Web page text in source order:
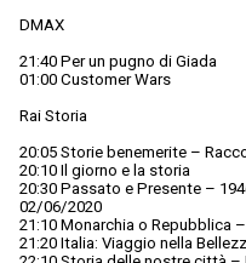
DMAX
21:40 Per un pugno di Giada
01:00 Customer Wars
Rai Storia
20:05 Storie benemerite –
20:10 Il giorno e la storia
20:30 Passato e Presente –
02/06/2020
21:10 Monarchia o Repubblica
21:20 Italia: Viaggio nella